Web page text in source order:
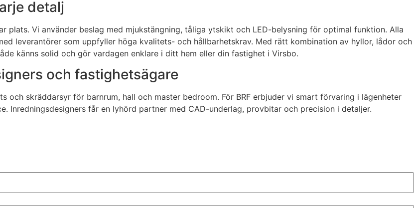
detalj
plats. Vi använder beslag med mjukstängning, tåliga ytskikt och LED-belysning för optimal funktion. Alla
leverantörer som uppfyller höga kvalitets- och hållbarhetskrav. Med rätt kombination av hyllor, lådor och
känns solid och gör vardagen enklare i ditt hem eller din fastighet i Virsbo.
och fastighetsägare
och skräddarsyr för barnrum, hall och master bedroom. För BRF erbjuder vi smart förvaring i lägenheter
Inredningsdesigners får en lyhörd partner med CAD-underlag, provbitar och precision i detaljer.